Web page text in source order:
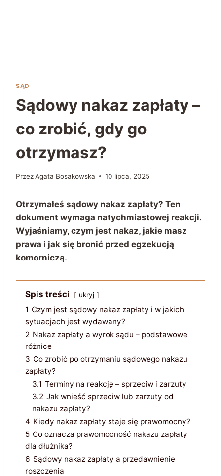
SĄD
Sądowy nakaz zapłaty –
co zrobić, gdy go
otrzymasz?
PrzezAgata Bosakowska 10 lipca, 2025
Otrzymałeś sądowy nakaz zapłaty? Ten
dokument wymaga natychmiastowej reakcji.
Wyjaśniamy, czym jest nakaz, jakie masz
prawa i jak się bronić przed egzekucją
komorniczą.
Spis treści ukryj
1 Czym jest sądowy nakaz zapłaty i w jakich
sytuacjach jest wydawany?
2 Nakaz zapłaty a wyrok sądu – podstawowe
różnice
3 Co zrobić po otrzymaniu sądowego nakazu
zapłaty?
3.1 Terminy na reakcję – sprzeciw i zarzuty
3.2 Jak wnieść sprzeciw lub zarzuty od
nakazu zapłaty?
4 Kiedy nakaz zapłaty staje się prawomocny?
5 Co oznacza prawomocność nakazu zapłaty
dla dłużnika?
6 Sądowy nakaz zapłaty a przedawnienie
roszczenia